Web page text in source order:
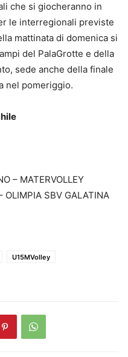
che si giocheranno in
le interregionali previste
mattinata di domenica si
del PalaGrotte e della
sede anche della finale
nel pomeriggio.
– MATERVOLLEY
OLIMPIA SBV GALATINA
U15MVolley